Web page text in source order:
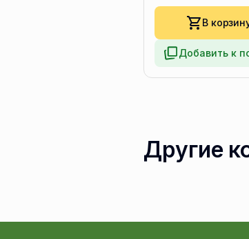
В
Добавить к
Другие